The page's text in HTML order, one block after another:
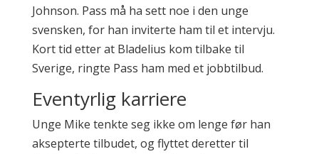
Johnson. Pass må ha sett noe i den unge
svensken, for han inviterte ham til et intervju.
Kort tid etter at Bladelius kom tilbake til
Sverige, ringte Pass ham med et jobbtilbud.
Eventyrlig karriere
Unge Mike tenkte seg ikke om lenge før han
aksepterte tilbudet, og flyttet deretter til